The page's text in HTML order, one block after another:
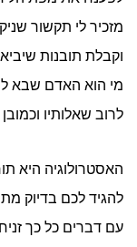
מזכיר לי תקשור
וקבלת תובנות
מי הוא האדם שבא
לרוב שאלותיו
האסטרולוגיה היא
להגיד לכם בדיוק
עם דברים כל כך